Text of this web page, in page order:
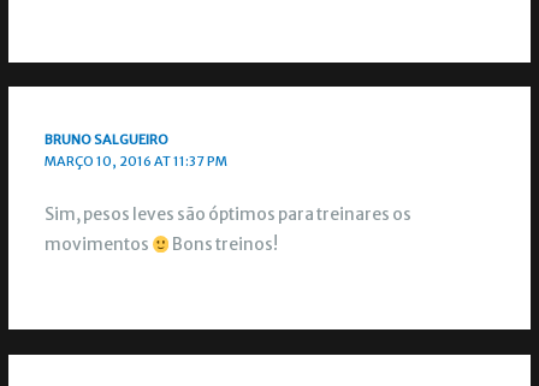
BRUNO SALGUEIRO
MARÇO 10, 2016 AT 11:37 PM
Sim, pesos leves são óptimos para treinares os
movimentos
Bons treinos!